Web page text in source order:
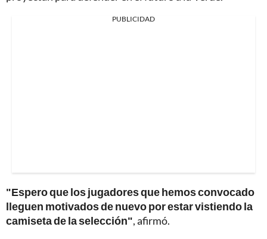
PUBLICIDAD
"Espero que los jugadores que hemos convocado
lleguen motivados de nuevo por estar vistiendo la
camiseta de la selección", afirmó.